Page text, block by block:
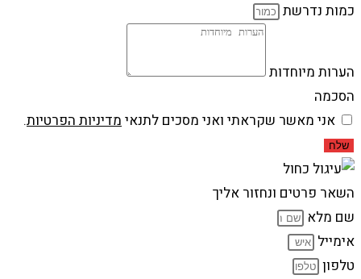
כמות נדרשת
הערות מיוחדות
הסכמה
אני מאשר שקראתי ואני מסכים לתנאימדיניות הפרטיות.
שלח
השאר פרטים ונחזור אליך
שם מלא
אימייל
טלפון